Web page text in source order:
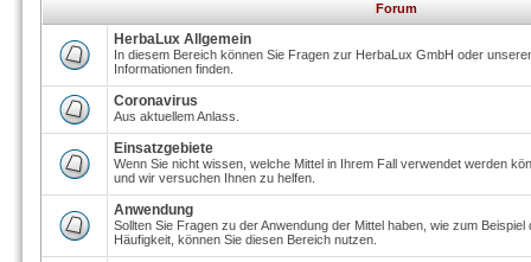
Forum
HerbaLux Allgemein
In diesem Bereich können Sie Fragen zur HerbaLux GmbH oder
Informationen finden.
Coronavirus
Aus aktuellem Anlass.
Einsatzgebiete
Wenn Sie nicht wissen, welche Mittel in Ihrem Fall verwendet werden
und wir versuchen Ihnen zu helfen.
Anwendung
Sollten Sie Fragen zu der Anwendung der Mittel haben, wie zum
Häufigkeit, können Sie diesen Bereich nutzen.